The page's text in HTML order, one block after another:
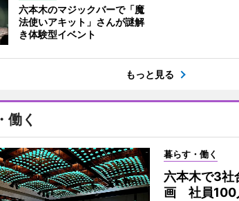
六本木のマジックバーで「魔
法使いアキット」さんが謎解
き体験型イベント
もっと見る
働く
暮らす・働く
六本木で3社
画 社員100